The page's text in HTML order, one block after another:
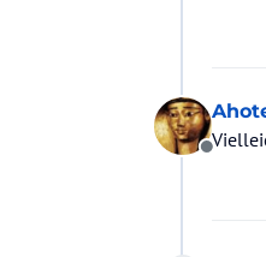
Offline